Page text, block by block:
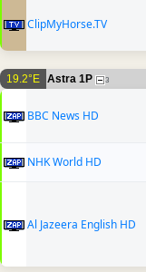
ClipMyHorse.TV
19.2°E Astra 1P 3
BBC News HD
NHK World HD
Al Jazeera English HD